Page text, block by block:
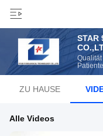
STAR
ZU HAUSE
Alle Videos